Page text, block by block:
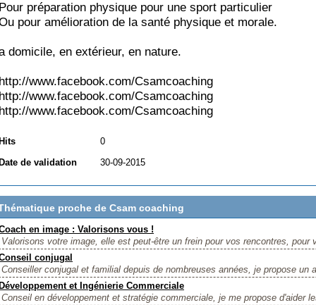
préparation physique pour une sport particulier
pour amélioration de la santé physique et morale.
domicile, en extérieur, en nature.
www.facebook.com/Csamcoaching
www.facebook.com/Csamcoaching
www.facebook.com/Csamcoaching
0
de validation
30-09-2015
proche de Csam coaching
en image : Valorisons vous !
Valorisons votre image, elle est peut-être un frein pour vos rencontres, pour
conjugal
Conseiller conjugal et familial depuis de nombreuses années, je propose un
et Ingénierie Commerciale
Conseil en développement et stratégie commerciale, je me propose d'aider